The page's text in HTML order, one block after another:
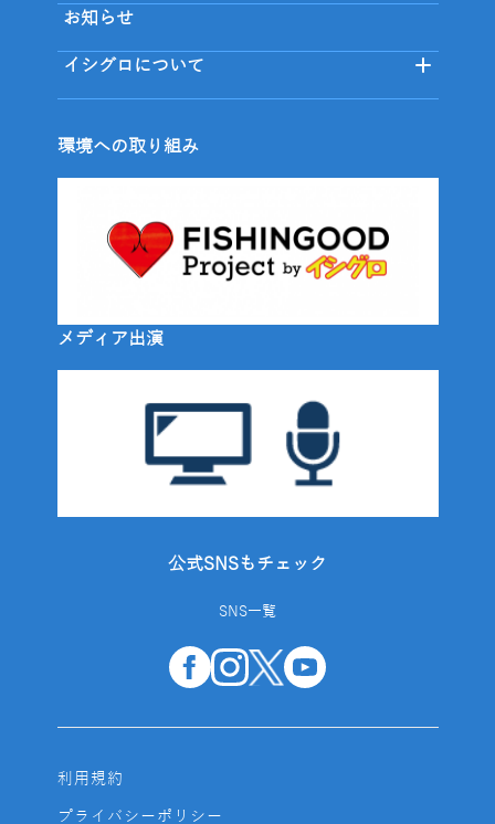
お知らせ
イシグロについて
環境への取り組み
メディア出演
公式SNSもチェック
SNS一覧
利用規約
プライバシーポリシー